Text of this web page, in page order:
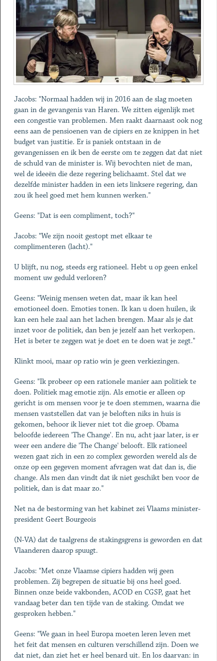
Jacobs: "Normaal hadden wij in 2016 aan de slag moeten
gaan in de gevangenis van Haren. We zitten eigenlijk met
een congestie van problemen. Men raakt daarnaast ook nog
eens aan de pensioenen van de cipiers en ze knippen in het
budget van justitie. Er is paniek ontstaan in de
gevangenissen en ik ben de eerste om te zeggen dat dat niet
de schuld van de minister is. Wij bevochten niet de man,
wel de ideeën die deze regering belichaamt. Stel dat we
dezelfde minister hadden in een iets linksere regering, dan
zou ik heel goed met hem kunnen werken."
Geens: "Dat is een compliment, toch?"
Jacobs: "We zijn nooit gestopt met elkaar te
complimenteren (lacht)."
U blijft, nu nog, steeds erg rationeel. Hebt u op geen enkel
moment uw geduld verloren?
Geens: "Weinig mensen weten dat, maar ik kan heel
emotioneel doen. Emoties tonen. Ik kan u doen huilen, ik
kan een hele zaal aan het lachen brengen. Maar als je dat
inzet voor de politiek, dan ben je jezelf aan het verkopen.
Het is beter te zeggen wat je doet en te doen wat je zegt."
Klinkt mooi, maar op ratio win je geen verkiezingen.
Geens: "Ik probeer op een rationele manier aan politiek te
doen. Politiek mag emotie zijn. Als emotie er alleen op
gericht is om mensen voor je te doen stemmen, waarna die
mensen vaststellen dat van je beloften niks in huis is
gekomen, behoor ik liever niet tot die groep. Obama
beloofde iedereen 'The Change'. En nu, acht jaar later, is er
weer een andere die 'The Change' belooft. Elk rationeel
wezen gaat zich in een zo complex geworden wereld als de
onze op een gegeven moment afvragen wat dat dan is, die
change. Als men dan vindt dat ik niet geschikt ben voor de
politiek, dan is dat maar zo."
Net na de bestorming van het kabinet zei Vlaams minister-
president Geert Bourgeois
(N-VA) dat de taalgrens de stakingsgrens is geworden en dat
Vlaanderen daarop spuugt.
Jacobs: "Met onze Vlaamse cipiers hadden wij geen
problemen. Zij begrepen de situatie bij ons heel goed.
Binnen onze beide vakbonden, ACOD en CGSP, gaat het
vandaag beter dan ten tijde van de staking. Omdat we
gesproken hebben."
Geens: "We gaan in heel Europa moeten leren leven met
het feit dat mensen en culturen verschillend zijn. Doen we
dat niet, dan ziet het er heel benard uit. En los daarvan: in